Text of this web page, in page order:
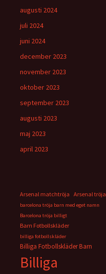
augusti 2024
juli 2024
juni 2024
december 2023
november 2023
oktober 2023
september 2023
augusti 2023
maj 2023
april 2023
Arsenal matchtröja Arsenal tröja
barcelona tröja barn med eget namn
Barcelona tröja billigt
Barn Fotbollskläder
billiga fotbollskläder
Billiga Fotbollskläder Barn
Billiga